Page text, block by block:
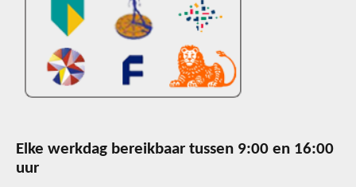
Elke werkdag bereikbaar tussen 9:00 en 16:00
uur